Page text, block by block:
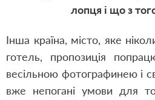
лопця і що з
Інша країна, місто, яке
готель, пропозиція
весільною фотографинею і
вже непогані умови для